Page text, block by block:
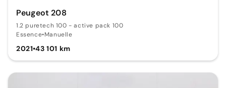
Peugeot 208
1.2 puretech 100 - active pack 100
Essence•Manuelle
2021•43 101 km